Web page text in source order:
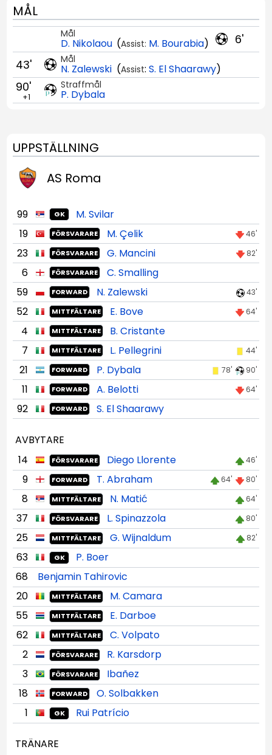
MÅL
6'
Mål
D. Nikolaou (Assist: M. Bourabia)
Mål
N. Zalewski (Assist: S. El Shaarawy)
43'
Straffmål
P. Dybala
90'
+1
UPPSTÄLLNING
AS Roma
99 GK
M. Svilar
19
FÖRSVARARE M. Çelik 46'
23 FÖRSVARARE G. Mancini 82'
6 FÖRSVARARE
C. Smalling
59
FORWARD N. Zalewski 43'
52 MITTFÄLTARE E. Bove 64'
4 MITTFÄLTARE
B. Cristante
7
MITTFÄLTARE L. Pellegrini 44'
21 FORWARD P. Dybala 78' 90'
11 FORWARD A. Belotti 64'
92 FORWARD S. El Shaarawy
AVBYTARE
14
FÖRSVARARE Diego Llorente 46'
9 FORWARD T. Abraham 64' 80'
8 MITTFÄLTARE N. Matić 64'
37 FÖRSVARARE L. Spinazzola 80'
25 MITTFÄLTARE G. Wijnaldum 82'
63 GK
P. Boer
68
Benjamin Tahirovic
20
MITTFÄLTARE
M. Camara
55
MITTFÄLTARE
E. Darboe
62
MITTFÄLTARE
C. Volpato
2
FÖRSVARARE
R. Karsdorp
3
FÖRSVARARE
Ibañez
18
FORWARD
O. Solbakken
1
GK Rui Patrício
TRÄNARE